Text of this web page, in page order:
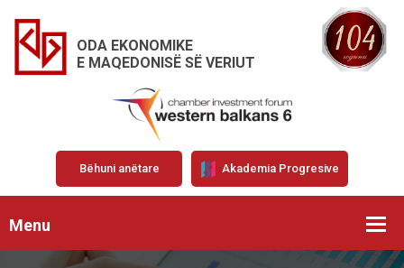
ODA EKONOMIKE
E MAQEDONISË SË VERIUT
Bëhuni anëtare Akademia Progresive
Menu